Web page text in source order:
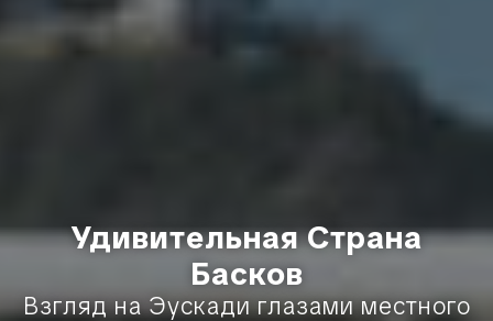
Удивительная Страна
Басков
Взгляд на Эускади глазами местного